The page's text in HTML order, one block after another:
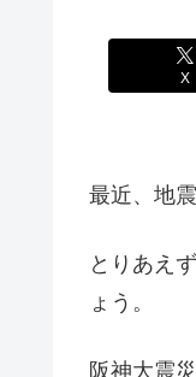
X
最近、地
とりあえ
ょう。
阪神大震